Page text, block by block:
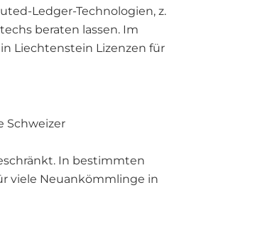
Ledger-Technologien, z.
beraten lassen. Im
Liechtenstein Lizenzen für
Schweizer
In bestimmten
viele Neuankömmlinge in